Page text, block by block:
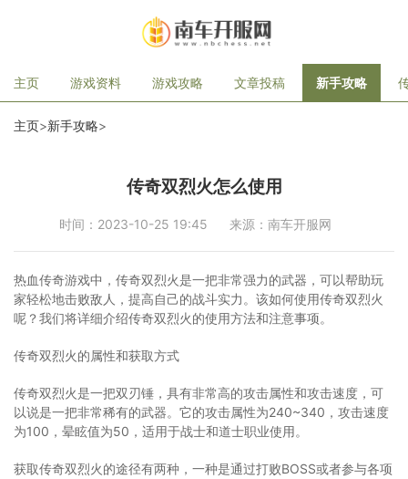
主页 游戏资料 游戏攻略 文章投稿 新手攻略
主页>新手攻略>
传奇双烈火怎么使用
时间：2023-10-25 19:45 来源：南车开服网
热血传奇游戏中，传奇双烈火是一把非常强力的武器，可以帮助玩
家轻松地击败敌人，提高自己的战斗实力。该如何使用传奇双烈火
呢？我们将详细介绍传奇双烈火的使用方法和注意事项。
传奇双烈火的属性和获取方式
传奇双烈火是一把双刃锤，具有非常高的攻击属性和攻击速度，可
以说是一把非常稀有的武器。它的攻击属性为240~340，攻击速度
为100，晕眩值为50，适用于战士和道士职业使用。
获取传奇双烈火的途径有两种，一种是通过打败BOSS或者参与各项